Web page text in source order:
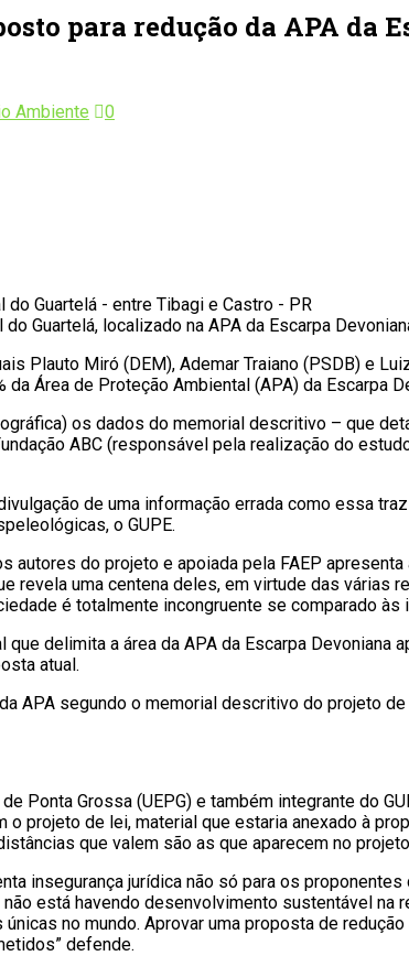
para redução da APA da
Ambiente 0
Guartelá, localizado na APA da Escarpa
Plauto Miró (DEM), Ademar Traiano (PSDB) e
Área de Proteção Ambiental (APA) da Escarpa
os dados do memorial descritivo – que
ABC (responsável pela realização do
de uma informação errada como essa
o GUPE.
autores do projeto e apoiada pela FAEP
uma centena deles, em virtude das várias
é totalmente incongruente se comparado
delimita a área da APA da Escarpa
atual.
APA segundo o memorial descritivo do projeto
Ponta Grossa (UEPG) e também integrante do
projeto de lei, material que estaria anexado à
que valem são as que aparecem no
insegurança jurídica não só para os
está havendo desenvolvimento sustentável
no mundo. Aprovar uma proposta de
defende.